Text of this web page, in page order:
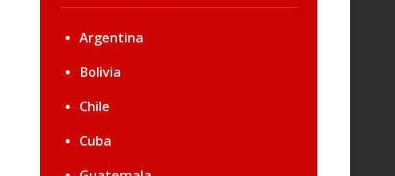
Argentina
Bolivia
Chile
Cuba